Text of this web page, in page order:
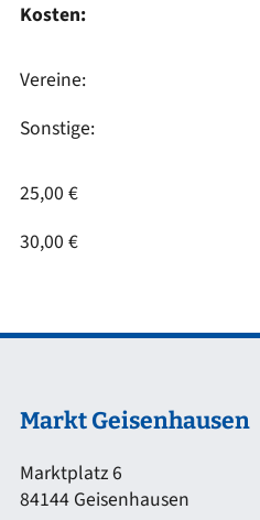
Kosten:
Vereine:
Sonstige:
25,00 €
30,00 €
Markt Geisenhausen
Marktplatz 6
84144 Geisenhausen